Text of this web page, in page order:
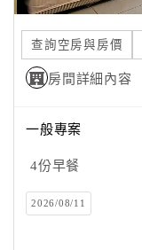
商
品
宣
傳
查詢空房與房價
房間詳細內容
一般專案
4份早餐
2026/08/11